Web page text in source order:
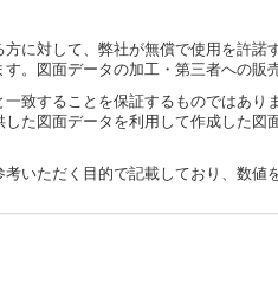
に対して、弊社が無償で使用を許諾
。図面データの加工・第三者への販
致することを保証するものではあ
た図面データを利用して作成した
いただく目的で記載しており、数値